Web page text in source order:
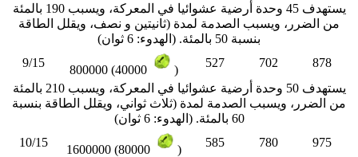
يستهدف 45 وحدة أرضية عشوائيا في المعركة، ويسبب 190 بالمئة
من الضرر، ويسبب الصدمة لمدة (ثانيتين و نصف، ويقلل الطاقة
بنسبة 50 بالمئة. (الهدوء: 6 ثوان)
9/15
800000 (40000 )
527 702
878
يستهدف 50 وحدة أرضية عشوائيا في المعركة، ويسبب 210 بالمئة
من الضرر، ويسبب الصدمة لمدة (ثلاث ثواني، ويقلل الطاقة بنسبة
60 بالمئة. (الهدوء: 6 ثوان)
10/15
1600000 (80000 )
585 780
975